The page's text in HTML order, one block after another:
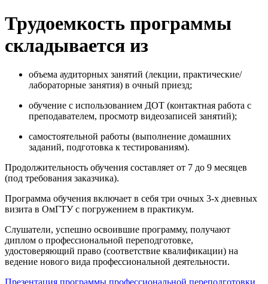
Трудоемкость программы
складывается из
объема аудиторных занятий (лекции, практические/
лабораторные занятия) в очный приезд;
обучение с использованием ДОТ (контактная работа с
преподавателем, просмотр видеозаписей занятий);
самостоятельной работы (выполнение домашних
заданий, подготовка к тестированиям).
Продолжительность обучения составляет от 7 до 9 месяцев
(под требования заказчика).
Программа обучения включает в себя три очных 3-х дневных
визита в ОмГТУ с погружением в практикум.
Слушатели, успешно освоившие программу, получают
диплом о профессиональной переподготовке,
удостоверяющий право (соответствие квалификации) на
ведение нового вида профессиональной деятельности.